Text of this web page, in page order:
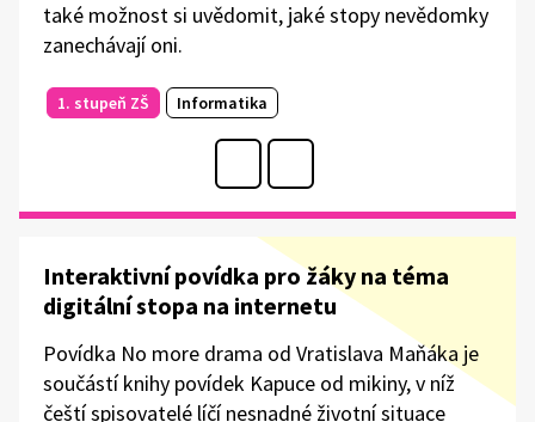
také možnost si uvědomit, jaké stopy nevědomky
zanechávají oni.
1. stupeň ZŠ Informatika
Interaktivní povídka pro žáky na téma
digitální stopa na internetu
Povídka No more drama od Vratislava Maňáka je
součástí knihy povídek Kapuce od mikiny, v níž
čeští spisovatelé líčí nesnadné životní situace